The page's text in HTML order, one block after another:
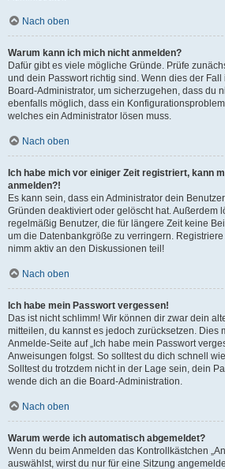
Nach oben
Warum kann ich mich nicht anmelden?
Dafür gibt es viele mögliche Gründe. Prüfe
und dein Passwort richtig sind. Wenn dies der
Board-Administrator, um sicherzugehen, dass du
ebenfalls möglich, dass ein
welches ein Administrator lösen muss.
Nach oben
Ich habe mich vor einiger Zeit registriert, kann
anmelden?!
Es kann sein, dass ein Administrator dein
Gründen deaktiviert oder gelöscht hat. Außerdem
regelmäßig Benutzer, die für längere Zeit keine
um die Datenbankgröße zu verringern.
nimm aktiv an den Diskussionen teil!
Nach oben
Ich habe mein Passwort vergessen!
Das ist nicht schlimm! Wir können dir zwar dein
mitteilen, du kannst es jedoch zurücksetzen. Dies
Anmelde-Seite auf „Ich habe mein Passwort
Anweisungen folgst. So solltest du dich schnell
Solltest du trotzdem nicht in der Lage sein, dein
wende dich an die Board-Administration.
Nach oben
Warum werde ich automatisch abgemeldet?
Wenn du beim Anmelden das Kontrollkästchen
auswählst, wirst du nur für eine Sitzung